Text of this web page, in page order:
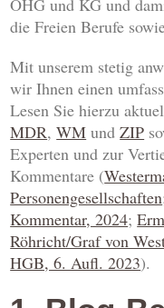
OHG und KG und
die Freien Berufe
Mit unserem stetig
wir Ihnen einen
Lesen Sie hierzu
MDR,WM undZIP
Experten und zur
Kommentare (
Personengesellschaften
Kommentar, 2024;
Röhricht/Graf von
HGB, 6. Aufl. 2023).